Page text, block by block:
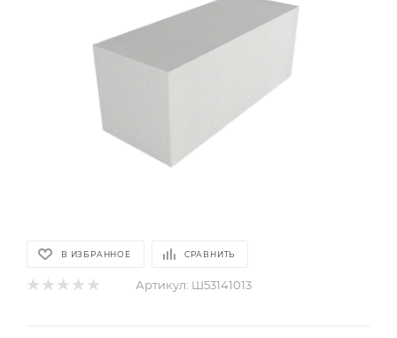
В ИЗБРАННОЕ СРАВНИТЬ
Артикул: Ш53141013